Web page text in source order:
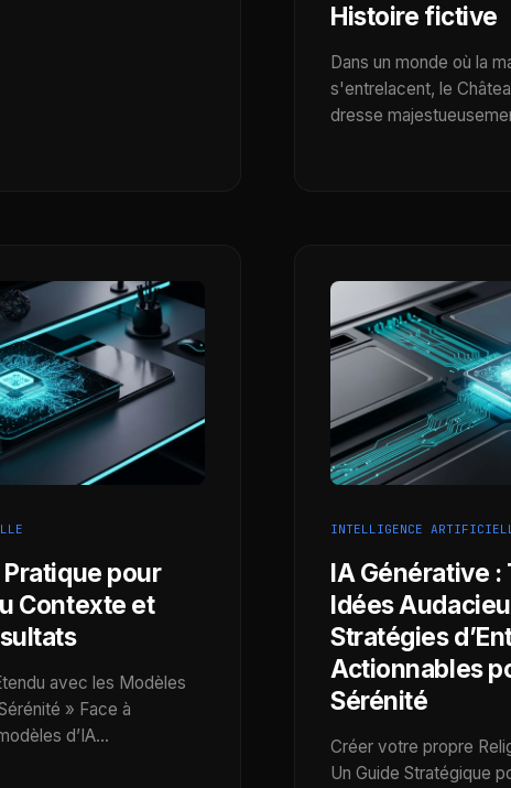
Histoire fictive
Dans un monde où la
s'entrelacent, le
dresse
pour
Contexte et
avec les Modèles
» Face à
d’IA…
INTELLIGENCE
IA Générative
Idées
Stratégies
Actionnables
Sérénité
Créer votre propre
Un Guide Stratégique